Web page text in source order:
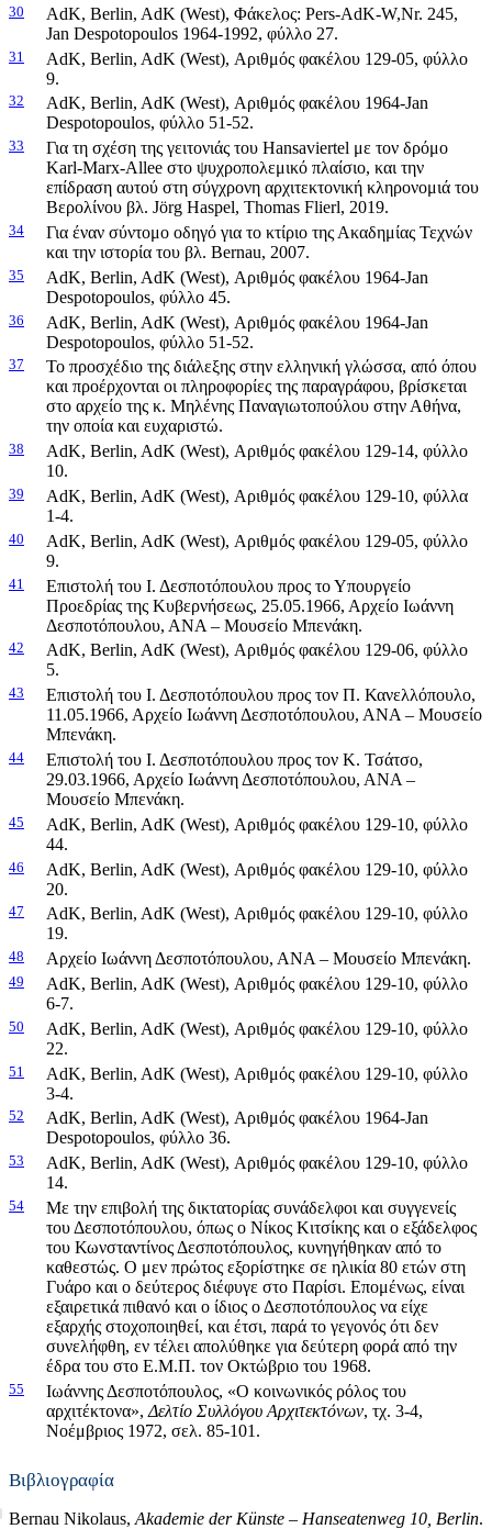
30
AdK, Berlin, AdK (West), Φάκελος: Pers-AdK-W,Nr. 245,
Jan Despotopoulos 1964-1992, φύλλο 27.
31
AdK, Berlin, AdK (West), Αριθμός φακέλου 129-05, φύλλο
9.
32
AdK, Berlin, AdK (West), Αριθμός φακέλου 1964-Jan
Despotopoulos, φύλλο 51-52.
33
Για τη σχέση της γειτονιάς του Hansaviertel με τον δρόμο
Karl-Marx-Allee στο ψυχροπολεμικό πλαίσιο, και την
επίδραση αυτού στη σύγχρονη αρχιτεκτονική κληρονομιά του
Βερολίνου βλ. Jörg Haspel, Thomas Flierl, 2019.
34
Για έναν σύντομο οδηγό για το κτίριο της Ακαδημίας Τεχνών
και την ιστορία του βλ. Bernau, 2007.
35
AdK, Berlin, AdK (West), Αριθμός φακέλου 1964-Jan
Despotopoulos, φύλλο 45.
36
AdK, Berlin, AdK (West), Αριθμός φακέλου 1964-Jan
Despotopoulos, φύλλο 51-52.
37
Το προσχέδιο της διάλεξης στην ελληνική γλώσσα, από όπου
και προέρχονται οι πληροφορίες της παραγράφου, βρίσκεται
στο αρχείο της κ. Μηλένης Παναγιωτοπούλου στην Αθήνα,
την οποία και ευχαριστώ.
38
AdK, Berlin, AdK (West), Αριθμός φακέλου 129-14, φύλλο
10.
39
AdK, Berlin, AdK (West), Αριθμός φακέλου 129-10, φύλλα
1-4.
40
AdK, Berlin, AdK (West), Αριθμός φακέλου 129-05, φύλλο
9.
41
Επιστολή του Ι. Δεσποτόπουλου προς το Υπουργείο
Προεδρίας της Κυβερνήσεως, 25.05.1966, Αρχείο Ιωάννη
Δεσποτόπουλου, ΑΝΑ – Μουσείο Μπενάκη.
42
AdK, Berlin, AdK (West), Αριθμός φακέλου 129-06, φύλλο
5.
43
Επιστολή του Ι. Δεσποτόπουλου προς τον Π. Κανελλόπουλο,
11.05.1966, Αρχείο Ιωάννη Δεσποτόπουλου, ΑΝΑ – Μουσείο
Μπενάκη.
44
Επιστολή του Ι. Δεσποτόπουλου προς τον Κ. Τσάτσο,
29.03.1966, Αρχείο Ιωάννη Δεσποτόπουλου, ΑΝΑ –
Μουσείο Μπενάκη.
45
AdK, Berlin, AdK (West), Αριθμός φακέλου 129-10, φύλλο
44.
46
AdK, Berlin, AdK (West), Αριθμός φακέλου 129-10, φύλλο
20.
47
AdK, Berlin, AdK (West), Αριθμός φακέλου 129-10, φύλλο
19.
48 Αρχείο Ιωάννη Δεσποτόπουλου, ΑΝΑ – Μουσείο Μπενάκη.
49
AdK, Berlin, AdK (West), Αριθμός φακέλου 129-10, φύλλο
6-7.
50
AdK, Berlin, AdK (West), Αριθμός φακέλου 129-10, φύλλο
22.
51
AdK, Berlin, AdK (West), Αριθμός φακέλου 129-10, φύλλο
3-4.
52
AdK, Berlin, AdK (West), Αριθμός φακέλου 1964-Jan
Despotopoulos, φύλλο 36.
53
AdK, Berlin, AdK (West), Αριθμός φακέλου 129-10, φύλλο
14.
54
Με την επιβολή της δικτατορίας συνάδελφοι και συγγενείς
του Δεσποτόπουλου, όπως ο Νίκος Κιτσίκης και ο εξάδελφος
του Κωνσταντίνος Δεσποτόπουλος, κυνηγήθηκαν από το
καθεστώς. Ο μεν πρώτος εξορίστηκε σε ηλικία 80 ετών στη
Γυάρο και ο δεύτερος διέφυγε στο Παρίσι. Επομένως, είναι
εξαιρετικά πιθανό και ο ίδιος ο Δεσποτόπουλος να είχε
εξαρχής στοχοποιηθεί, και έτσι, παρά το γεγονός ότι δεν
συνελήφθη, εν τέλει απολύθηκε για δεύτερη φορά από την
έδρα του στο Ε.Μ.Π. τον Οκτώβριο του 1968.
55
Ιωάννης Δεσποτόπουλος, «Ο κοινωνικός ρόλος του
αρχιτέκτονα»,Δελτίο Συλλόγου Αρχιτεκτόνων, τχ. 3-4,
Νοέμβριος 1972, σελ. 85-101.
Βιβλιογραφία
Bernau Nikolaus, Akademie der Künste – Hanseatenweg 10, Berlin.